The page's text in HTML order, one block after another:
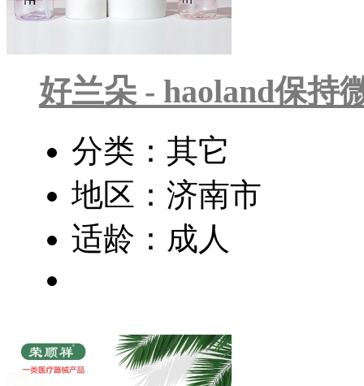
好兰朵 - haoland保持
分类：其它
地区：济南市
适龄：成人